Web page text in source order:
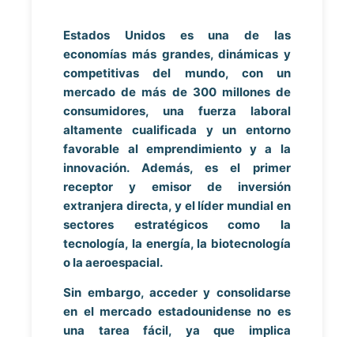
Estados Unidos es una de las
economías más grandes, dinámicas y
competitivas del mundo, con un
mercado de más de 300 millones de
consumidores, una fuerza laboral
altamente cualificada y un entorno
favorable al emprendimiento y a la
innovación. Además, es el primer
receptor y emisor de inversión
extranjera directa, y el líder mundial en
sectores estratégicos como la
tecnología, la energía, la biotecnología
o la aeroespacial.
Sin embargo, acceder y consolidarse
en el mercado estadounidense no es
una tarea fácil, ya que implica